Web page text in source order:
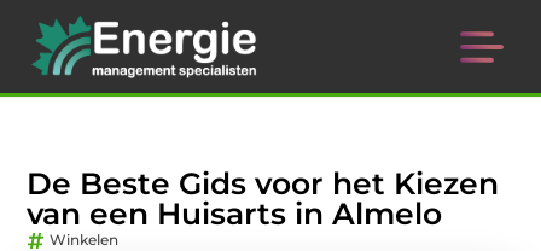
De Beste Gids voor het Kiezen
van een Huisarts in Almelo
Winkelen